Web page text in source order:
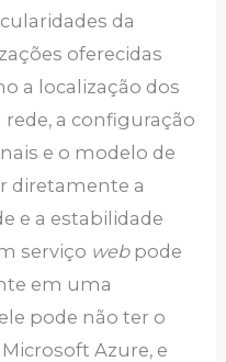
da
oferecidas
a localização dos
rede, a configuração
e o modelo de
diretamente a
e a estabilidade
serviço webpode
em uma
pode não ter o
Azure, e